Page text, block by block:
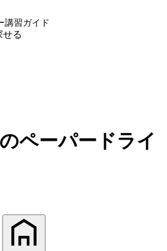
講習ガイド
せる
ペーパードライ